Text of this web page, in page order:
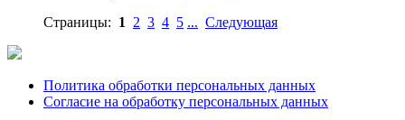
Страницы: 1 2 3 4 5 ... Следующая
Политика обработки персональных данных
Согласие на обработку персональных данных